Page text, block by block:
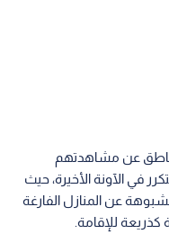
عن مشاهدتهم
في الآونة الأخيرة، حيث
عن المنازل الفارغة
كذريعة للإقامة.